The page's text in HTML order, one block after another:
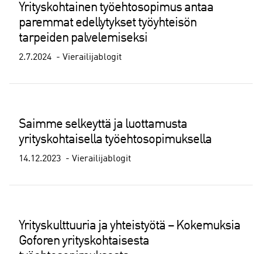
Yrityskohtainen työehtosopimus antaa
paremmat edellytykset työyhteisön
tarpeiden palvelemiseksi
2.7.2024 Vierailijablogit
Saimme selkeyttä ja luottamusta
yrityskohtaisella työehtosopimuksella
14.12.2023 Vierailijablogit
Yrityskulttuuria ja yhteistyötä – Kokemuksia
Goforen yrityskohtaisesta